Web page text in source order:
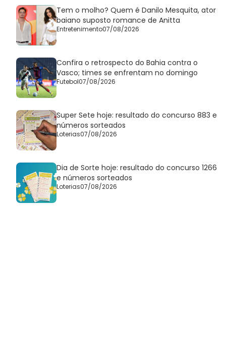
Tem o molho? Quem é Danilo Mesquita, ator
baiano suposto romance de Anitta
Entretenimento07/08/2026
Confira o retrospecto do Bahia contra o
Vasco; times se enfrentam no domingo
Futebol07/08/2026
Super Sete hoje: resultado do concurso 883 e
números sorteados
Loterias07/08/2026
Dia de Sorte hoje: resultado do concurso 1266
e números sorteados
Loterias07/08/2026